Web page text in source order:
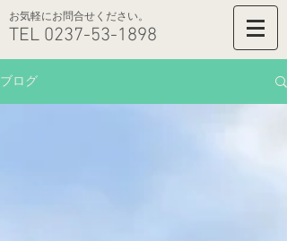
​お気軽にお問合せください。
TEL 0237-53-1898
ブログ